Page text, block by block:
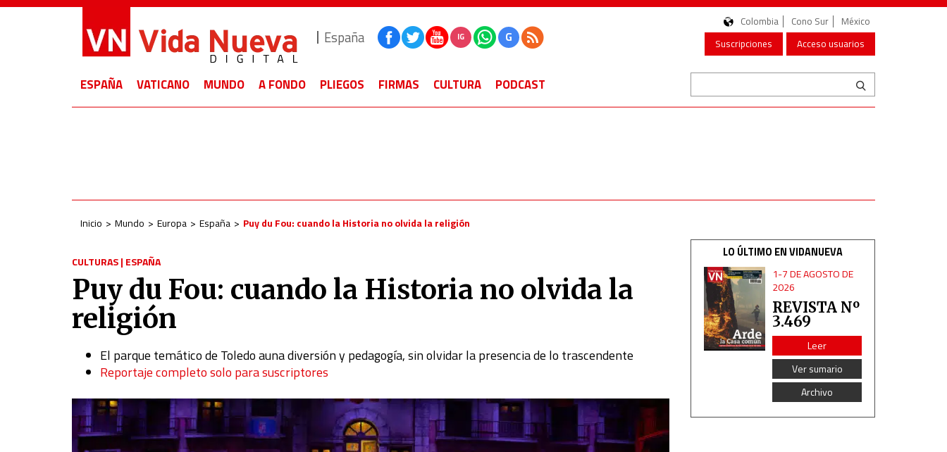
España IG G
Colombia Cono Sur
México
Suscripciones
Acceso usuarios
ESPAÑA VATICANO MUNDO A FONDO PLIEGOS FIRMAS CULTURA PODCAST
Inicio Mundo Europa España Puy du Fou: cuando la Historia no olvida la religión
CULTURAS| ESPAÑA
Puy du Fou: cuando la Historia no olvida la
religión
El parque temático de Toledo auna diversión y pedagogía, sin olvidar la presencia de lo trascendente
Reportaje completo solo para suscriptores
LO ÚLTIMO EN VIDANUEVA
1-7 DE AGOSTO DE
2026
REVISTA Nº
3.469
Leer
Ver sumario
Archivo